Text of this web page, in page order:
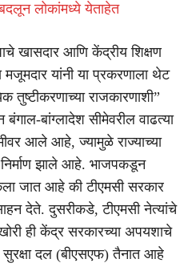
लोकांमध्ये येताहेत
खासदार आणि केंद्रीय शिक्षण
यांनी या प्रकरणाला थेट
तुष्टीकरणाच्या राजकारणाशी”
बांग्लादेश सीमेवरील वाढत्या
आले आहे, ज्यामुळे राज्याच्या
निर्माण झाले आहे. भाजपकडून
जात आहे की टीएमसी सरकार
देते. दुसरीकडे, टीएमसी नेत्यांचे
ही केंद्र सरकारच्या अपयशाचे
दल (बीएसएफ) तैनात आहे